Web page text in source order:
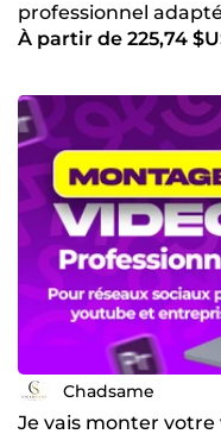
professionnel
À partir de 225,74
Chadsame
Je vais monter